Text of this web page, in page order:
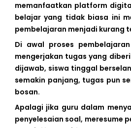
memanfaatkan platform
belajar yang tidak biasa ini
pembelajaran menjadi kurang
Di awal proses
mengerjakan tugas yang
dijawab, siswa tinggal
semakin panjang, tugas pun
bosan.
Apalagi jika guru dalam
penyelesaian soal, meresume